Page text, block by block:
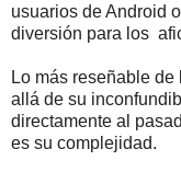
usuarios de Android
diversión para los
Lo más reseñable
allá de su
directamente al
es su complejidad.